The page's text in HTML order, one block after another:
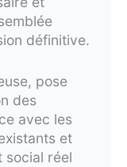
définitive.
pose
des
avec les
et
social réel